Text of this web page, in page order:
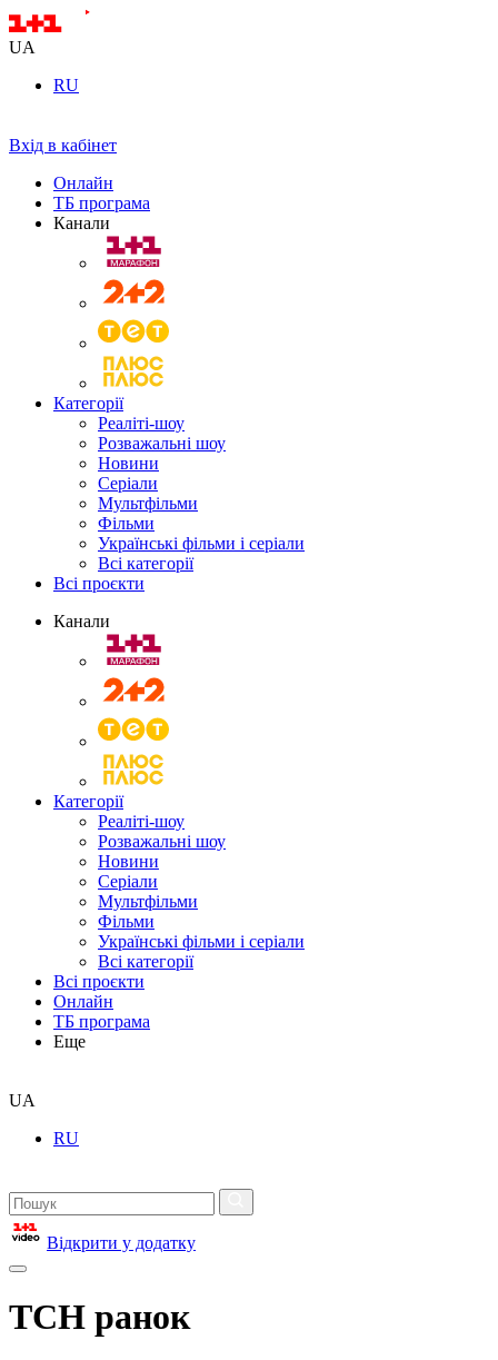
UA
RU
Вхід в кабінет
Онлайн
ТБ програма
Канали
Категорії
Реаліті-шоу
Розважальні шоу
Новини
Серіали
Мультфільми
Фільми
Українські фільми і серіали
Всі категорії
Всі проєкти
Канали
Категорії
Реаліті-шоу
Розважальні шоу
Новини
Серіали
Мультфільми
Фільми
Українські фільми і серіали
Всі категорії
Всі проєкти
Онлайн
ТБ програма
Еще
UA
RU
Відкрити у додатку
ТСН ранок